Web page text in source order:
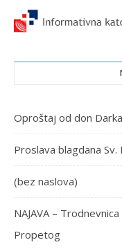
Oproštaj od don
Proslava blagdana
(bez naslova)
NAJAVA –
Propetog